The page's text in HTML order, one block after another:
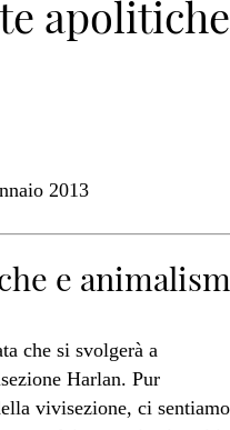
apolitiche
2013
e
che si svolgerà a
Harlan. Pur
vivisezione, ci sentiamo